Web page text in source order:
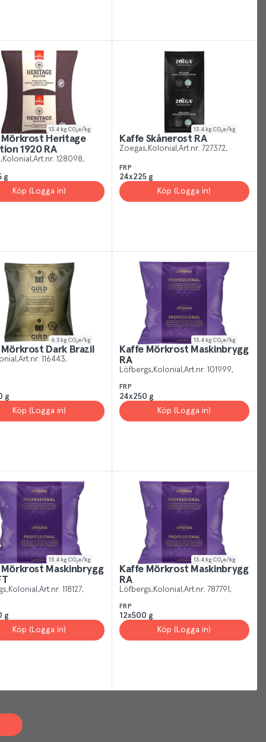
13.4 kg CO₂e/kg
Mörkrost Heritage
1920 RA
Kolonial Art.nr. 128098
g
Köp (Logga in)
13.4 kg CO₂e/kg
Kaffe Skånerost RA
Zoegas Kolonial Art.nr. 727372
FRP
24x225 g
Köp (Logga in)
6.3 kg CO₂e/kg
Dark Brazil
Art.nr. 116443
g
Köp (Logga in)
13.4 kg CO₂e/kg
Kaffe Mörkrost Maskinbrygg
RA
Löfbergs Kolonial Art.nr. 101999
FRP
24x250 g
Köp (Logga in)
13.4 kg CO₂e/kg
Mörkrost Maskinbrygg
Kolonial Art.nr. 118127
g
Köp (Logga in)
13.4 kg CO₂e/kg
Kaffe Mörkrost Maskinbrygg
RA
Löfbergs Kolonial Art.nr. 787791
FRP
12x500 g
Köp (Logga in)
manage
your
Cookies
Settings
at
any
time
or
for